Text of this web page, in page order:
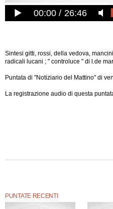
00:00 26:46
Sintesi gitti, rossi, della vedova,
radicali lucani ; " controluce " di l.de
Puntata di "Notiziario del Mattino" di
La registrazione audio di questa
PUNTATE RECENTI